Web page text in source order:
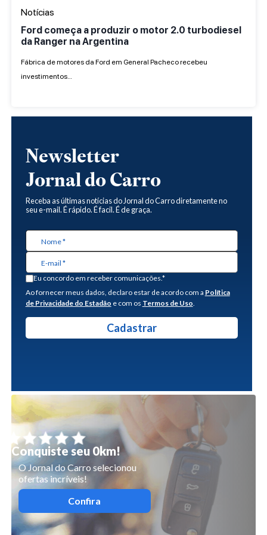
Notícias
Ford começa a produzir o motor 2.0 turbodiesel
da Ranger na Argentina
Fábrica de motores da Ford em General Pacheco recebeu
investimentos…
Newsletter
Jornal do Carro
Receba as últimas notícias do Jornal do Carro diretamente no
seu e-mail. É rápido. É facil. É de graça.
Eu concordo em receber comunicações.*
Ao fornecer meus dados, declaro estar de acordo com a Política
de Privacidade do Estadão e com os Termos de Uso.
Conquiste seu 0km!
O Jornal do Carro selecionou
ofertas incríveis!
Confira